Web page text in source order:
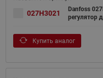
027H3021
Danfoss
регулятор
Купить аналог